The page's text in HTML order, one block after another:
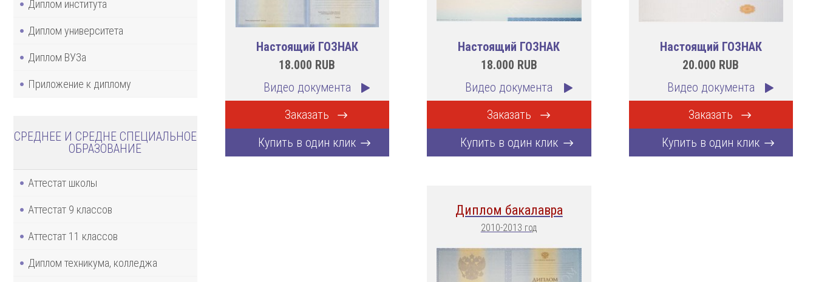
Диплом института
Диплом университета
Диплом ВУЗа
Приложение к диплому
СРЕДНЕЕ И СРЕДНЕ СПЕЦИАЛЬНОЕ
ОБРАЗОВАНИЕ
Аттестат школы
Аттестат 9 классов
Аттестат 11 классов
Диплом техникума, колледжа
Настоящий ГОЗНАК
18.000 RUB
Видео документа
Заказать
Купить в один клик
Настоящий ГОЗНАК
18.000 RUB
Видео документа
Заказать
Купить в один клик
Настоящий ГОЗНАК
20.000 RUB
Видео документа
Заказать
Купить в один клик
Диплом бакалавра
2010-2013 год